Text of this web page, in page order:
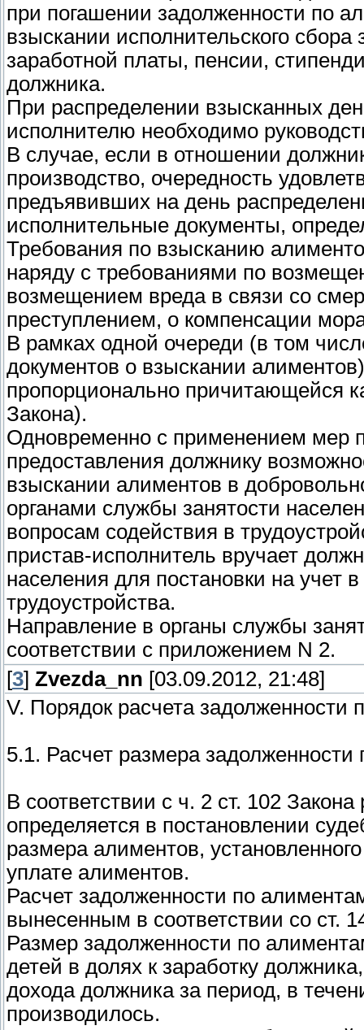
при погашении задолженности по
взыскании исполнительского
заработной платы, пенсии,
должника.
При распределении взысканных
исполнителю необходимо
В случае, если в отношении
производство, очередность
предъявивших на день
исполнительные документы,
Требования по взысканию
наряду с требованиями по
возмещением вреда в связи со
преступлением, о компенсации
В рамках одной очереди (в том
документов о взыскании
пропорционально причитающейся
Закона).
Одновременно с применением мер
предоставления должнику
взыскании алиментов в
органами службы занятости
вопросам содействия в
пристав-исполнитель вручает
населения для постановки на учет
трудоустройства.
Направление в органы службы
соответствии с приложением N 2.
[3] Zvezda_nn [03.09.2012, 21:48]
V. Порядок расчета задолженности
5.1. Расчет размера
В соответствии с ч. 2 ст. 102
определяется в постановлении
размера алиментов,
уплате алиментов.
Расчет задолженности по
вынесенным в соответствии со ст.
Размер задолженности по
детей в долях к заработку
дохода должника за период, в
производилось.